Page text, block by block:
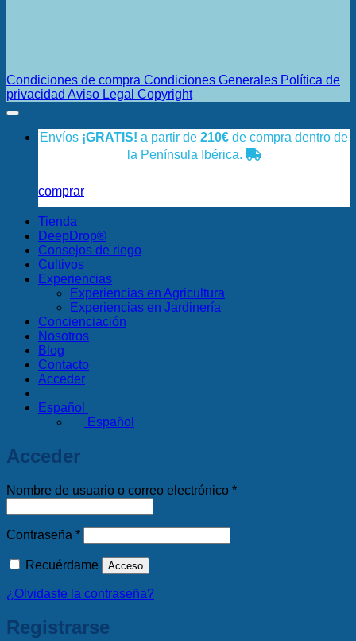
Condiciones de compra Condiciones Generales Política de
privacidad Aviso Legal Copyright
Envíos ¡GRATIS! a partir de 210€ de compra dentro de
la Península Ibérica.
comprar
Tienda
DeepDrop®
Consejos de riego
Cultivos
Experiencias
Experiencias en Agricultura
Experiencias en Jardinería
Concienciación
Nosotros
Blog
Contacto
Acceder
Español
Español
Acceder
Nombre de usuario o correo electrónico *Obligatorio
Contraseña *Obligatorio
Recuérdame Acceso
¿Olvidaste la contraseña?
Registrarse